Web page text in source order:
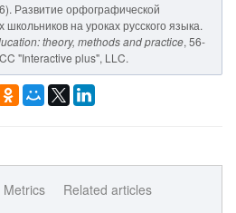
Развитие орфографической
на уроках русского языка.
theory, methods and practice, 56-
"Interactive plus", LLC.
Metrics Related articles